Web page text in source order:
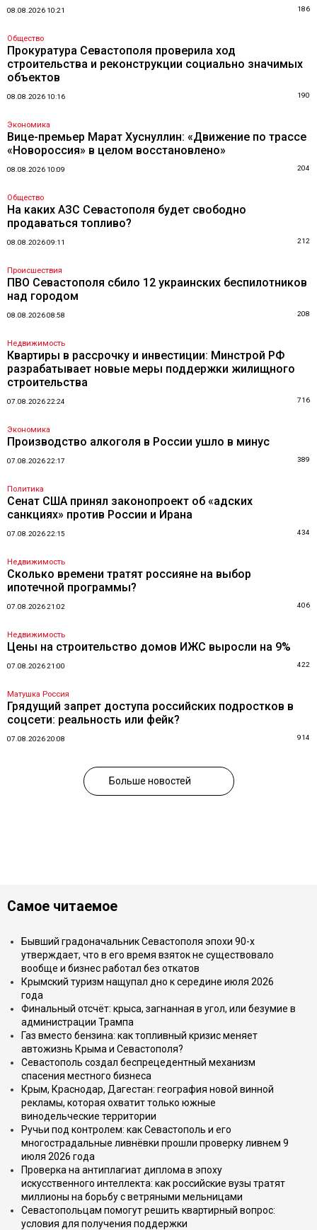
08.08.2026 10:21 186
Общество
Прокуратура Севастополя проверила ход
строительства и реконструкции социально значимых
объектов
08.08.2026 10:16 190
Экономика
Вице-премьер Марат Хуснуллин: «Движение по трассе
«Новороссия» в целом восстановлено»
08.08.2026 10:09 204
Общество
На каких АЗС Севастополя будет свободно
продаваться топливо?
08.08.2026 09:11 212
Происшествия
ПВО Севастополя сбило 12 украинских беспилотников
над городом
08.08.2026 08:58 208
Недвижимость
Квартиры в рассрочку и инвестиции: Минстрой РФ
разрабатывает новые меры поддержки жилищного
строительства
07.08.2026 22:24 716
Экономика
Производство алкоголя в России ушло в минус
07.08.2026 22:17 389
Политика
Сенат США принял законопроект об «адских
санкциях» против России и Ирана
07.08.2026 22:15 434
Недвижимость
Сколько времени тратят россияне на выбор
ипотечной программы?
07.08.2026 21:02 406
Недвижимость
Цены на строительство домов ИЖС выросли на 9%
07.08.2026 21:00 422
Матушка Россия
Грядущий запрет доступа российских подростков в
соцсети: реальность или фейк?
07.08.2026 20:08 914
Больше новостей
Самое читаемое
Бывший градоначальник Севастополя эпохи 90-х
утверждает, что в его время взяток не существовало
вообще и бизнес работал без откатов
Крымский туризм нащупал дно к середине июля 2026
года
Финальный отсчёт: крыса, загнанная в угол, или безумие в
администрации Трампа
Газ вместо бензина: как топливный кризис меняет
автожизнь Крыма и Севастополя?
Севастополь создал беспрецедентный механизм
спасения местного бизнеса
Крым, Краснодар, Дагестан: география новой винной
рекламы, которая охватит только южные
винодельческие территории
Ручьи под контролем: как Севастополь и его
многострадальные ливнёвки прошли проверку ливнем 9
июля 2026 года
Проверка на антиплагиат диплома в эпоху
искусственного интеллекта: как российские вузы тратят
миллионы на борьбу с ветряными мельницами
Севастопольцам помогут решить квартирный вопрос:
условия для получения поддержки